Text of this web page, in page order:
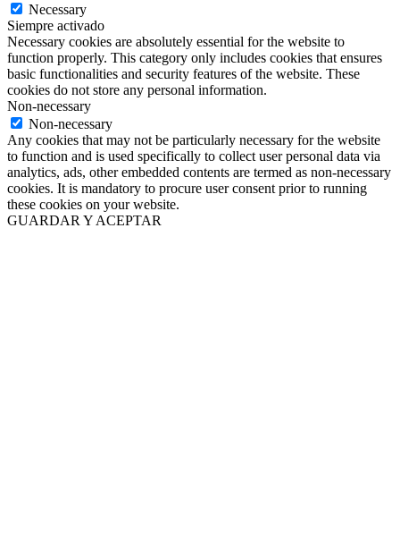
Necessary
Siempre activado
Necessary cookies are absolutely essential for the website to
function properly. This category only includes cookies that ensures
basic functionalities and security features of the website. These
cookies do not store any personal information.
Non-necessary
Non-necessary
Any cookies that may not be particularly necessary for the website
to function and is used specifically to collect user personal data via
analytics, ads, other embedded contents are termed as non-necessary
cookies. It is mandatory to procure user consent prior to running
these cookies on your website.
GUARDAR Y ACEPTAR